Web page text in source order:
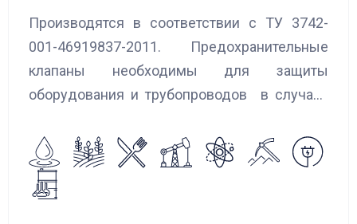
Производятся в соответствии с ТУ 3742-
001-46919837-2011. Предохранительные
клапаны необходимы для защиты
оборудования и трубопроводов в случаях
сброса среды в систему низкого давления.